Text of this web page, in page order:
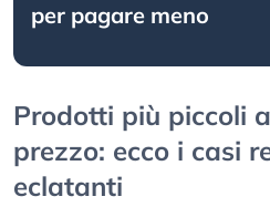
per pagare meno
Prodotti più piccoli
prezzo: ecco i casi
eclatanti